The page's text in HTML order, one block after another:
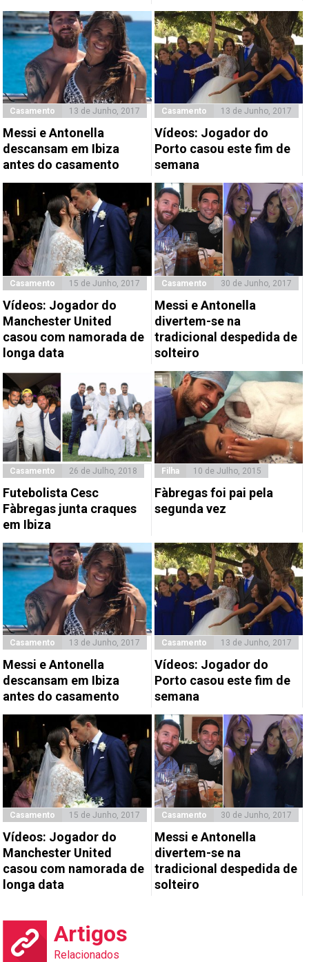
Casamento 13 de Junho, 2017
Messi e Antonella
descansam em Ibiza
antes do casamento
Casamento 13 de Junho, 2017
Vídeos: Jogador do
Porto casou este fim de
semana
Casamento 15 de Junho, 2017
Vídeos: Jogador do
Manchester United
casou com namorada de
longa data
Casamento 30 de Junho, 2017
Messi e Antonella
divertem-se na
tradicional despedida de
solteiro
Casamento 26 de Julho, 2018
Futebolista Cesc
Fàbregas junta craques
em Ibiza
Filha 10 de Julho, 2015
Fàbregas foi pai pela
segunda vez
Casamento 13 de Junho, 2017
Messi e Antonella
descansam em Ibiza
antes do casamento
Casamento 13 de Junho, 2017
Vídeos: Jogador do
Porto casou este fim de
semana
Casamento 15 de Junho, 2017
Vídeos: Jogador do
Manchester United
casou com namorada de
longa data
Casamento 30 de Junho, 2017
Messi e Antonella
divertem-se na
tradicional despedida de
solteiro
Artigos
Relacionados